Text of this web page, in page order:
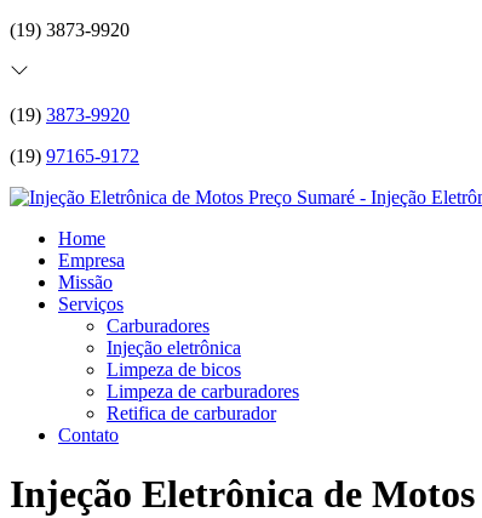
(19) 3873-9920
(19) 3873-9920
(19) 97165-9172
Home
Empresa
Missão
Serviços
Carburadores
Injeção eletrônica
Limpeza de bicos
Limpeza de carburadores
Retifica de carburador
Contato
Injeção Eletrônica de